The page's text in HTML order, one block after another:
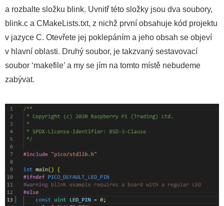
a rozbalte složku blink. Uvnitř této složky jsou dva soubory,
blink.c a CMakeLists.txt, z nichž první obsahuje kód projektu
v jazyce C. Otevřete jej poklepáním a jeho obsah se objeví
v hlavní oblasti. Druhý soubor, je takzvaný sestavovací
soubor ‘makefile’ a my se jím na tomto místě nebudeme
zabývat.